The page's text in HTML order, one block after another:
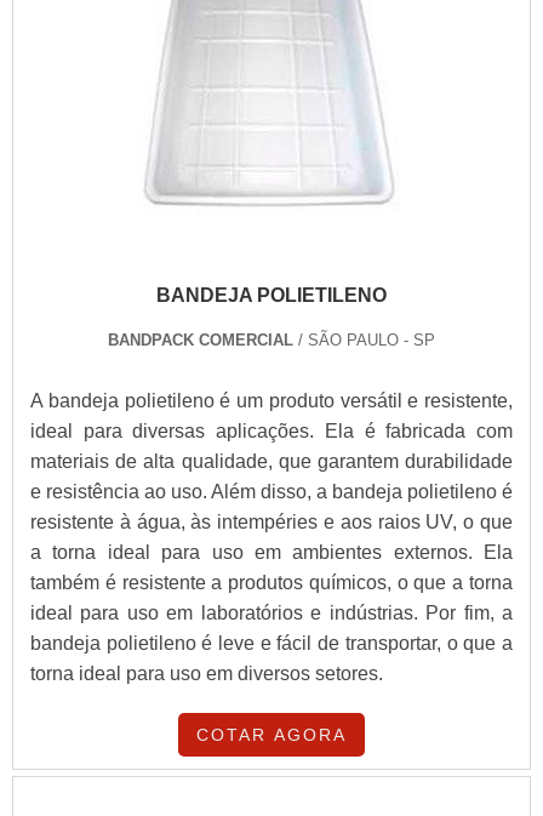
BANDEJA POLIETILENO
BANDPACK COMERCIAL / SÃO PAULO - SP
A bandeja polietileno é um produto versátil e resistente,
ideal para diversas aplicações. Ela é fabricada com
materiais de alta qualidade, que garantem durabilidade
e resistência ao uso. Além disso, a bandeja polietileno é
resistente à água, às intempéries e aos raios UV, o que
a torna ideal para uso em ambientes externos. Ela
também é resistente a produtos químicos, o que a torna
ideal para uso em laboratórios e indústrias. Por fim, a
bandeja polietileno é leve e fácil de transportar, o que a
torna ideal para uso em diversos setores.
COTAR AGORA